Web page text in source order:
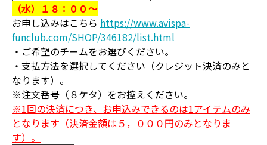
（水）１８：００～
お申し込みはこちら https://www.avispa-
funclub.com/SHOP/346182/list.html
・ご希望のチームをお選びください。
・支払方法を選択してください（クレジット決済のみと
なります）。
※注文番号（８ケタ）をお控えください。
※1回の決済につき、お申込みできるのは1アイテムのみ
となります（決済金額は５，０００円のみとなりま
す）。